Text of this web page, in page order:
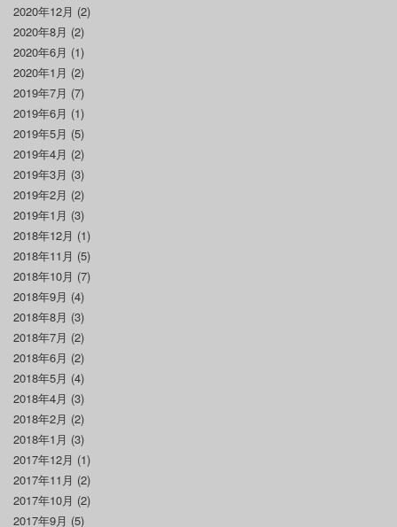
2020年12月 (2)
2020年8月 (2)
2020年6月 (1)
2020年1月 (2)
2019年7月 (7)
2019年6月 (1)
2019年5月 (5)
2019年4月 (2)
2019年3月 (3)
2019年2月 (2)
2019年1月 (3)
2018年12月 (1)
2018年11月 (5)
2018年10月 (7)
2018年9月 (4)
2018年8月 (3)
2018年7月 (2)
2018年6月 (2)
2018年5月 (4)
2018年4月 (3)
2018年2月 (2)
2018年1月 (3)
2017年12月 (1)
2017年11月 (2)
2017年10月 (2)
2017年9月 (5)